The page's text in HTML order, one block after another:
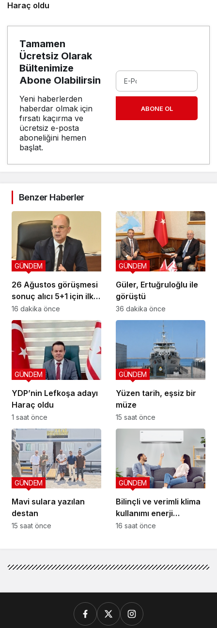
Haraç oldu
Tamamen
Ücretsiz Olarak
Bültenimize
Abone Olabilirsin
Yeni haberlerden
haberdar olmak için
fırsatı kaçırma ve
ücretsiz e-posta
aboneliğini hemen
başlat.
ABONE OL
Benzer Haberler
26 Ağustos görüşmesi
sonuç alıcı 5+1 için ilk
adım
GÜNDEM
16 dakika önce
Güler, Ertuğruloğlu ile
görüştü
GÜNDEM
36 dakika önce
YDP’nin Lefkoşa adayı
Haraç oldu
GÜNDEM
1 saat önce
Yüzen tarih, eşsiz bir
müze
GÜNDEM
15 saat önce
Mavi sulara yazılan
destan
GÜNDEM
15 saat önce
Bilinçli ve verimli klima
kullanımı enerji
tüketimini azaltıyor
GÜNDEM
16 saat önce